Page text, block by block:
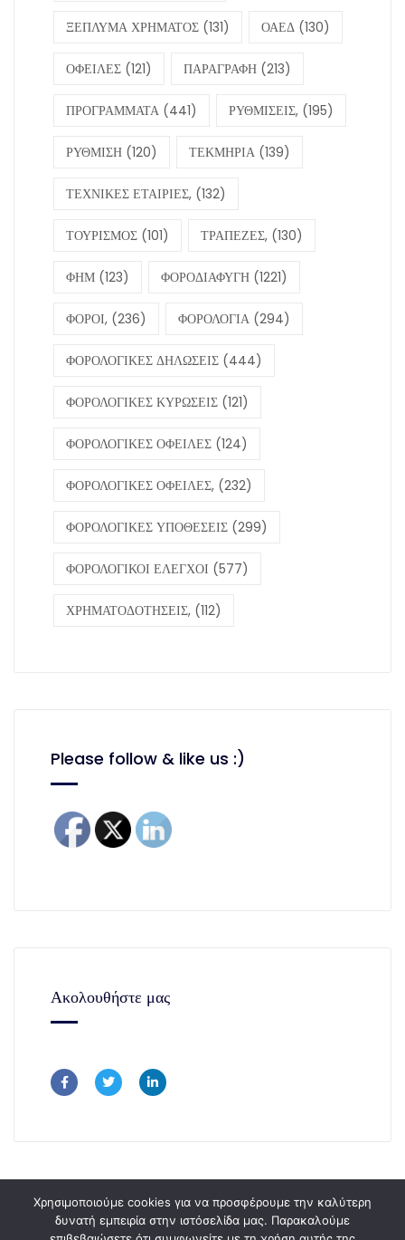
ΞΕΠΛΥΜΑ ΧΡΗΜΑΤΟΣ (131) ΟΑΕΔ (130)
ΟΦΕΙΛΕΣ (121) ΠΑΡΑΓΡΑΦΗ (213)
ΠΡΟΓΡΑΜΜΑΤΑ (441) ΡΥΘΜΙΣΕΙΣ, (195)
ΡΥΘΜΙΣΗ (120) ΤΕΚΜΗΡΙΑ (139)
ΤΕΧΝΙΚΕΣ ΕΤΑΙΡΙΕΣ, (132)
ΤΟΥΡΙΣΜΟΣ (101) ΤΡΑΠΕΖΕΣ, (130)
ΦΗΜ (123) ΦΟΡΟΔΙΑΦΥΓΗ (1221)
ΦΟΡΟΙ, (236) ΦΟΡΟΛΟΓΙΑ (294)
ΦΟΡΟΛΟΓΙΚΕΣ ΔΗΛΩΣΕΙΣ (444)
ΦΟΡΟΛΟΓΙΚΕΣ ΚΥΡΩΣΕΙΣ (121)
ΦΟΡΟΛΟΓΙΚΕΣ ΟΦΕΙΛΕΣ (124)
ΦΟΡΟΛΟΓΙΚΕΣ ΟΦΕΙΛΕΣ, (232)
ΦΟΡΟΛΟΓΙΚΕΣ ΥΠΟΘΕΣΕΙΣ (299)
ΦΟΡΟΛΟΓΙΚΟΙ ΕΛΕΓΧΟΙ (577)
ΧΡΗΜΑΤΟΔΟΤΗΣΕΙΣ, (112)
Please follow & like us :)
Ακολουθήστε μας
Χρησιμοποιούμε cookies για να προσφέρουμε την καλύτερη
δυνατή εμπειρία στην ιστόσελίδα μας. Παρακαλούμε